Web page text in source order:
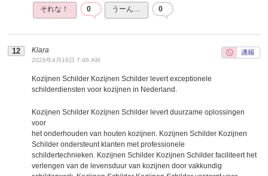
それな！ 0 うーん… 0
Klara
2026年4月16日 7:46 AM
Kozijnen Schilder Kozijnen Schilder levert exceptionele
schilderdiensten voor kozijnen in Nederland.
Kozijnen Schilder Kozijnen Schilder levert duurzame oplossingen
voor
het onderhouden van houten kozijnen. Kozijnen Schilder Kozijnen
Schilder ondersteunt klanten met professionele
schildertechnieken. Kozijnen Schilder Kozijnen Schilder faciliteert het
verlengen van de levensduur van kozijnen door vakkundig